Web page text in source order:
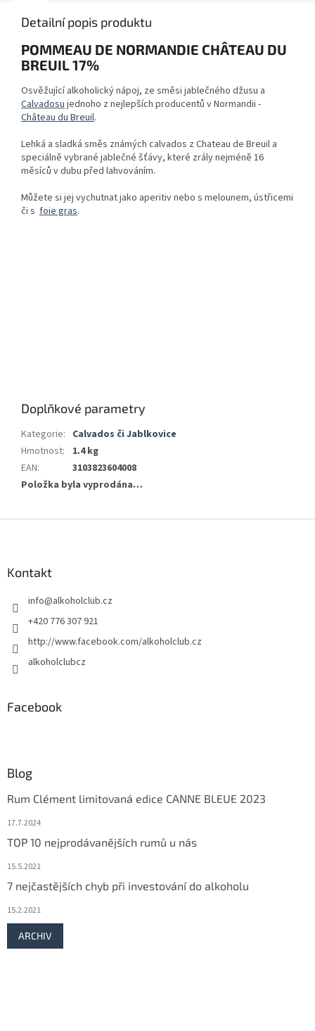
Detailní popis produktu
POMMEAU DE NORMANDIE CHÂTEAU DU
BREUIL 17%
Osvěžující alkoholický nápoj, ze směsi jablečného džusu a
Calvadosu jednoho z nejlepších producentů v Normandii -
Château du Breuil.
Lehká a sladká směs známých calvados z Chateau de Breuil a
speciálně vybrané jablečné šťávy, které zrály nejméně 16
měsíců v dubu před lahvováním.
Můžete si jej vychutnat jako aperitiv nebo s melounem, ústřicemi
či s foie gras.
Doplňkové parametry
Kategorie: Calvados či Jablkovice
Hmotnost:
1.4 kg
EAN:
3103823604008
Položka byla vyprodána…
Kontakt
info@alkoholclub.cz
+420 776 307 921
http://www.facebook.com/alkoholclub.cz
alkoholclubcz
Facebook
Blog
Rum Clément limitovaná edice CANNE BLEUE 2023
17.7.2024
TOP 10 nejprodávanějších rumů u nás
15.5.2021
7 nejčastějších chyb při investování do alkoholu
15.2.2021
ARCHIV